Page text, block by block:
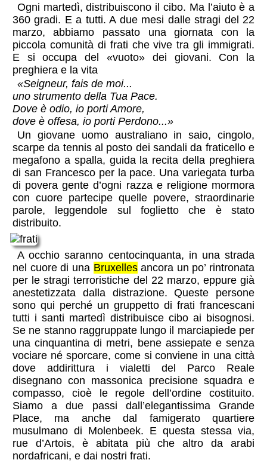
Ogni martedì, distribuiscono il cibo. Ma l’aiuto è a
360 gradi. E a tutti. A due mesi dalle stragi del 22
marzo, abbiamo passato una giornata con la
piccola comunità di frati che vive tra gli immigrati.
E si occupa del «vuoto» dei giovani. Con la
preghiera e la vita
«Seigneur, fais de moi...
uno strumento della Tua Pace.
Dove è odio, io porti Amore,
dove è offesa, io porti Perdono...»
Un giovane uomo australiano in saio, cingolo,
scarpe da tennis al posto dei sandali da fraticello e
megafono a spalla, guida la recita della preghiera
di san Francesco per la pace. Una variegata turba
di povera gente d’ogni razza e religione mormora
con cuore partecipe quelle povere, straordinarie
parole, leggendole sul foglietto che è stato
distribuito.
A occhio saranno centocinquanta, in una strada
nel cuore di una Bruxellesancora un po’ rintronata
per le stragi terroristiche del 22 marzo, eppure già
anestetizzata dalla distrazione. Queste persone
sono qui perché un gruppetto di frati francescani
tutti i santi martedì distribuisce cibo ai bisognosi.
Se ne stanno raggruppate lungo il marciapiede per
una cinquantina di metri, bene assiepate e senza
vociare né sporcare, come si conviene in una città
dove addirittura i vialetti del Parco Reale
disegnano con massonica precisione squadra e
compasso, cioè le regole dell’ordine costituito.
Siamo a due passi dall’elegantissima Grande
Place, ma anche dal famigerato quartiere
musulmano di Molenbeek. E questa stessa via,
rue d’Artois, è abitata più che altro da arabi
nordafricani, e dai nostri frati.